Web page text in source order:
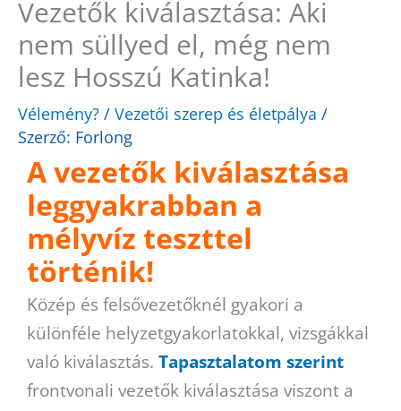
Vezetők kiválasztása: Aki
nem süllyed el, még nem
lesz Hosszú Katinka!
Vélemény? / Vezetői szerep és életpálya /
Szerző: Forlong
A vezetők kiválasztása
leggyakrabban a
mélyvíz teszttel
történik!
Közép és felsővezetőknél gyakori a
különféle helyzetgyakorlatokkal, vizsgákkal
való kiválasztás. Tapasztalatom szerint
frontvonali vezetők kiválasztása viszont a